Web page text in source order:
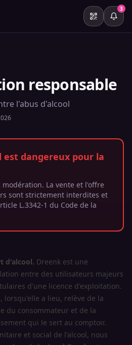
3
responsable
l'abus d'alcool
est dangereux pour la
modération. La vente et l'offre
sont strictement interdites et
L.3342-1 du Code de la
d'alcool. Dreenk est une
entre des utilisateurs majeurs
d'une licence d'exploitation.
lorsqu'elle a lieu, relève de la
du consommateur et de la
qui le sert au comptoir.
et social de l'alcool, nous